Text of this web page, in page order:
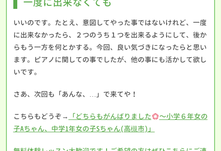
いいのです。たとえ、意図してやった事ではないけれど、一度
に出来なかったら、２つのうち１つを出来るようにして、後か
らもう一方を何とかする。今回、良い気づきになったらと思い
ます。ピアノに関しての事でしたが、他の事にも活かして欲し
いです。
さあ、次回も「あんな、…」で来てや！
こちらもどうぞ→ 「どちらもがんばりました
〜小学６年女の
子Aちゃん、中学1年女の子Sちゃん(高槻市)」